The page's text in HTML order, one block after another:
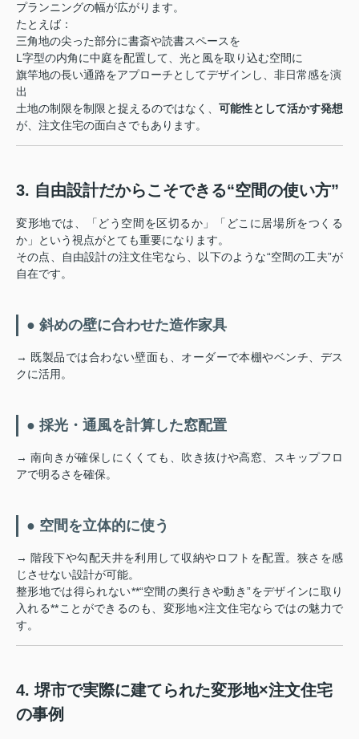
プランニングの幅が広がります。
たとえば：
三角地の尖った部分に書斎や読書スペースを
L字型の内角に中庭を配置して、光と風を取り込む空間に
旗竿地の長い通路をアプローチとしてデザインし、非日常感を演
出
土地の制限を制限と捉えるのではなく、可能性として活かす発想
が、注文住宅の面白さでもあります。
3. 自由設計だからこそできる“空間の使い方”
変形地では、「どう空間を区切るか」「どこに居場所をつくる
か」という視点がとても重要になります。
その点、自由設計の注文住宅なら、以下のような“空間の工夫”が
自在です。
● 斜めの壁に合わせた造作家具
→ 既製品では合わない壁面も、オーダーで本棚やベンチ、デス
クに活用。
● 採光・通風を計算した窓配置
→ 南向きが確保しにくくても、吹き抜けや高窓、スキップフロ
アで明るさを確保。
● 空間を立体的に使う
→ 階段下や勾配天井を利用して収納やロフトを配置。狭さを感
じさせない設計が可能。
整形地では得られない**“空間の奥行きや動き”をデザインに取り
入れる**ことができるのも、変形地×注文住宅ならではの魅力で
す。
4. 堺市で実際に建てられた変形地×注文住宅
の事例